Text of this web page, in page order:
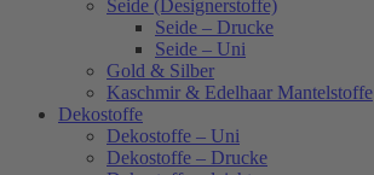
Seide (Designerstoffe)
Seide – Drucke
Seide – Uni
Gold & Silber
Kaschmir & Edelhaar Mantelstoffe
Dekostoffe
Dekostoffe – Uni
Dekostoffe – Drucke